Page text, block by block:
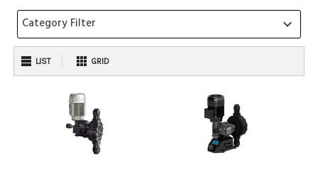
Category Filter keyboard_arrow_down
LIST GRID